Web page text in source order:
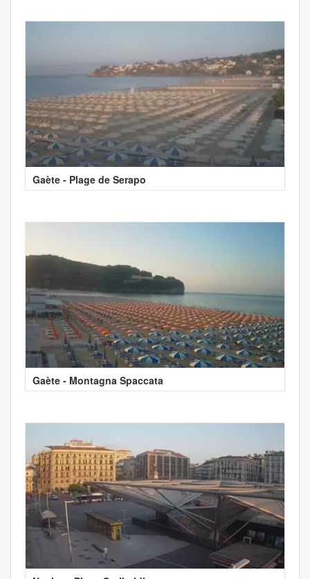
Gaète - Plage de Serapo
Gaète - Montagna Spaccata